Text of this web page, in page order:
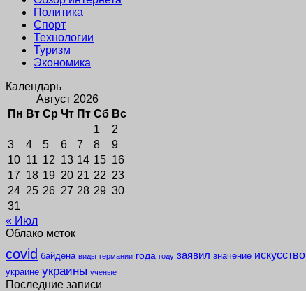
Политика
Спорт
Технологии
Туризм
Экономика
Календарь
Август 2026
Пн Вт Ср Чт Пт Сб Вс
1
2
3
4 5 6 7 8
9
10 11 12 13 14 15 16
17 18 19 20 21 22 23
24 25 26 27 28 29 30
31
« Июл
Облако меток
covid байдена виды германии года году заявил значение искусство
украине украины ученые
Последние записи